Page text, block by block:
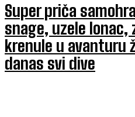
Super priča
snage, uzele lonac,
krenule u avanturu
danas svi dive